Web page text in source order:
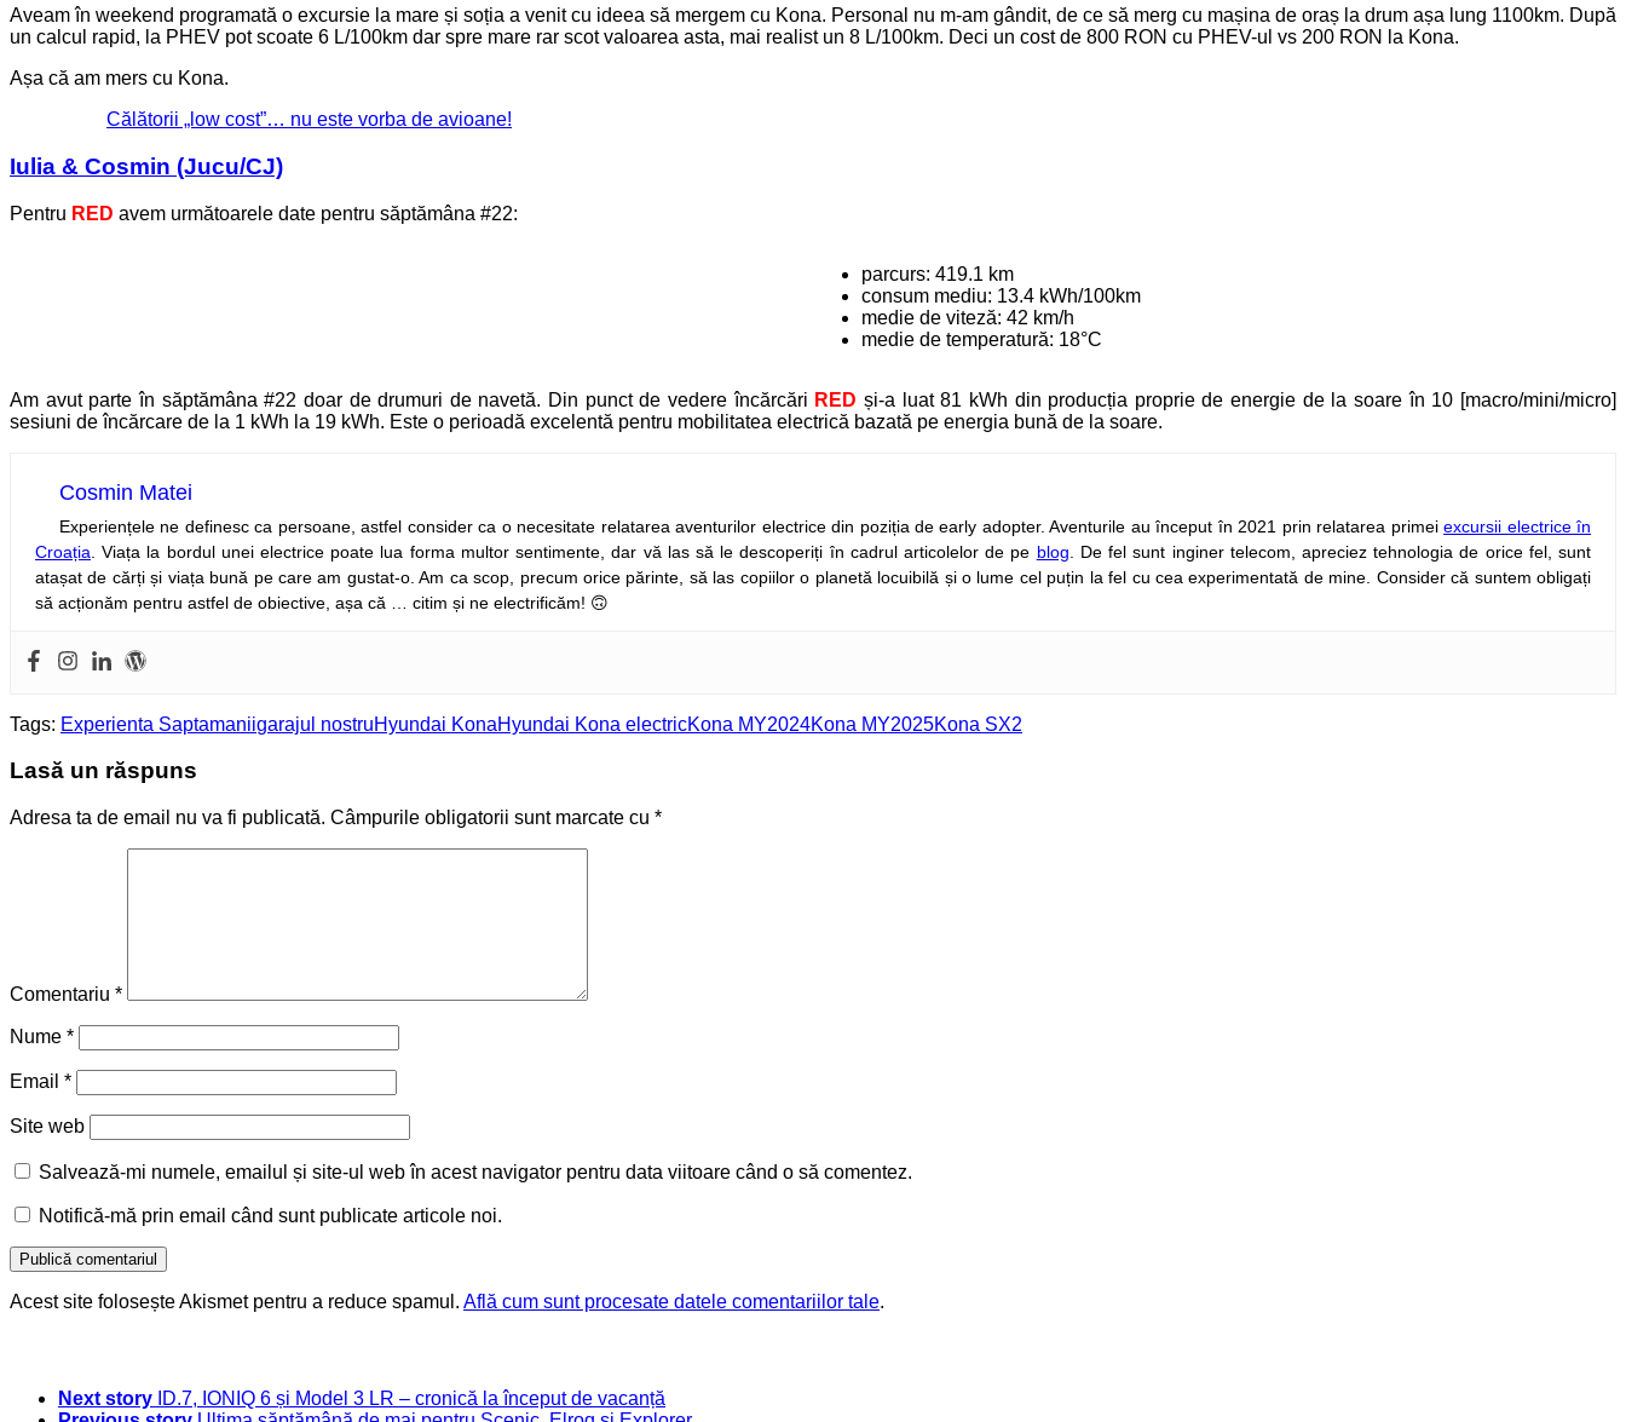
Aveam în weekend programată o excursie la mare și soția a venit cu ideea să mergem cu Kona. Personal nu m-am gândit, de ce să merg cu mașina de oraș la drum așa lung 1100km. După
un calcul rapid, la PHEV pot scoate 6 L/100km dar spre mare rar scot valoarea asta, mai realist un 8 L/100km. Deci un cost de 800 RON cu PHEV-ul vs 200 RON la Kona.
Așa că am mers cu Kona.
Călătorii „low cost”… nu este vorba de avioane!
Iulia & Cosmin (Jucu/CJ)
Pentru RED avem următoarele date pentru săptămâna #22:
parcurs: 419.1 km
consum mediu: 13.4 kWh/100km
medie de viteză: 42 km/h
medie de temperatură: 18°C
Am avut parte în săptămâna #22 doar de drumuri de navetă. Din punct de vedere încărcări RED și-a luat 81 kWh din producția proprie de energie de la soare în 10 [macro/mini/micro]
sesiuni de încărcare de la 1 kWh la 19 kWh. Este o perioadă excelentă pentru mobilitatea electrică bazată pe energia bună de la soare.
Cosmin Matei
Experiențele ne definesc ca persoane, astfel consider ca o necesitate relatarea aventurilor electrice din poziția de early adopter. Aventurile au început în 2021 prin relatarea primeiexcursii electrice în
Croația . Viața la bordul unei electrice poate lua forma multor sentimente, dar vă las să le descoperiți în cadrul articolelor de pe blog . De fel sunt inginer telecom, apreciez tehnologia de orice fel, sunt
atașat de cărți și viața bună pe care am gustat-o. Am ca scop, precum orice părinte, să las copiilor o planetă locuibilă și o lume cel puțin la fel cu cea experimentată de mine. Consider că suntem obligați
să acționăm pentru astfel de obiective, așa că … citim și ne electrificăm! 🙃
Tags: Experienta Saptamaniigarajul nostruHyundai KonaHyundai Kona electricKona MY2024Kona MY2025Kona SX2
Lasă un răspuns
Adresa ta de email nu va fi publicată. Câmpurile obligatorii sunt marcate cu *
Comentariu *
Nume *
Email *
Site web
Salvează-mi numele, emailul și site-ul web în acest navigator pentru data viitoare când o să comentez.
Notifică-mă prin email când sunt publicate articole noi.
Acest site folosește Akismet pentru a reduce spamul. Află cum sunt procesate datele comentariilor tale.
Next story ID.7, IONIQ 6 și Model 3 LR – cronică la început de vacanță